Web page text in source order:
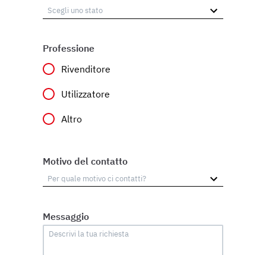
Professione
Rivenditore
Utilizzatore
Altro
Motivo del contatto
Messaggio